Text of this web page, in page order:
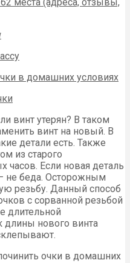
винт утерян? В таком
винт на новый. В
детали есть. Также
из старого
часов. Если новая деталь
не беда. Осторожным
резьбу. Данный способ
с сорванной резьбой
длительной
длины нового винта
очки в домашних